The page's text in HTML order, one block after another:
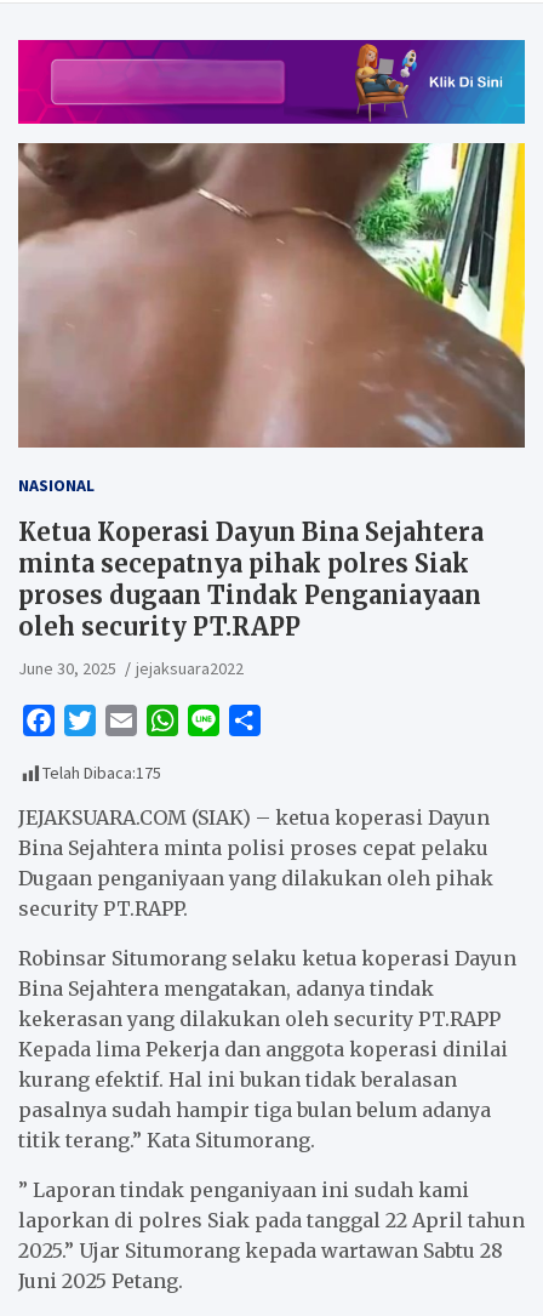
NASIONAL
Ketua Koperasi Dayun Bina Sejahtera
minta secepatnya pihak polres Siak
proses dugaan Tindak Penganiayaan
oleh security PT.RAPP
June 30, 2025 jejaksuara2022
c
e
b
o
o
i
t
t
e
r
a
i
l
W
t
s
A
p
e
r
e
Telah Dibaca:175
JEJAKSUARA.COM (SIAK) – ketua koperasi Dayun
Bina Sejahtera minta polisi proses cepat pelaku
Dugaan penganiyaan yang dilakukan oleh pihak
security PT.RAPP.
Robinsar Situmorang selaku ketua koperasi Dayun
Bina Sejahtera mengatakan, adanya tindak
kekerasan yang dilakukan oleh security PT.RAPP
Kepada lima Pekerja dan anggota koperasi dinilai
kurang efektif. Hal ini bukan tidak beralasan
pasalnya sudah hampir tiga bulan belum adanya
titik terang.” Kata Situmorang.
” Laporan tindak penganiyaan ini sudah kami
laporkan di polres Siak pada tanggal 22 April tahun
2025.” Ujar Situmorang kepada wartawan Sabtu 28
Juni 2025 Petang.